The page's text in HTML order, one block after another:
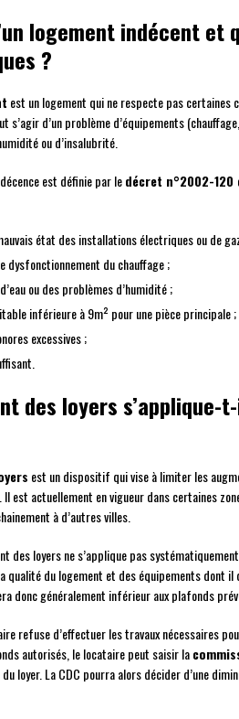
logement indécent et
?
est un logement qui ne respecte pas
s’agir d’un problème d’équipements
ou d’insalubrité.
est définie par ledécret n°2002-
état des installations électriques ou de
dysfonctionnement du chauffage ;
ou des problèmes d’humidité ;
inférieure à 9m² pour une pièce principale ;
excessives ;
des loyers
est un dispositif qui vise à limiter les
Il est actuellement en vigueur dans certaines
à d’autres villes.
des loyers ne s’applique pas
qualité du logement et des équipements dont
donc généralement inférieur aux plafonds
refuse d’effectuer les travaux nécessaires
autorisés, le locataire peut saisir la
loyer. La CDC pourra alors décider d’une